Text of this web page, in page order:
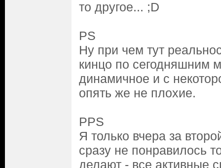
то другое... ;D
PS
Ну при чем тут
кинцо по сегодняшним
динамичное и с
опять же не плохие.
PPS
Я только вчера за
сразу не понравилось
делают - все активные